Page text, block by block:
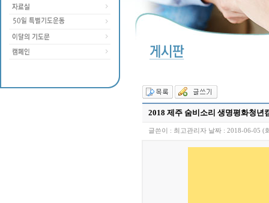
2018 제주 숨비소리 생명평화청년
글쓴이 : 최고관리자 날짜 : 2018-06-05 (